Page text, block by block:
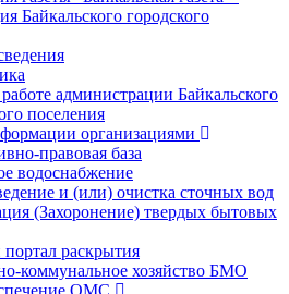
Байкальского городского
администрации Байкальского
поселения
организациями
правовая база
водоснабжение
и (или) очистка сточных вод
(Захоронение) твердых бытовых
раскрытия
коммунальное хозяйство БМО
ОМС